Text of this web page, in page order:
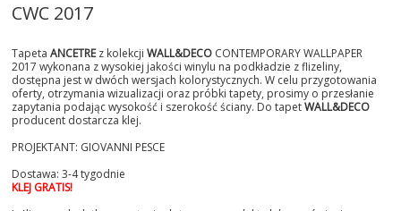
CWC 2017
TapetaANCETREz kolekcjiWALL&DECO CONTEMPORARY WALLPAPER
2017 wykonana z wysokiej jakości winylu na podkładzie z flizeliny,
dostępna jest w dwóch wersjach kolorystycznych. W celu przygotowania
oferty, otrzymania wizualizacji oraz próbki tapety, prosimy o przesłanie
zapytania podając wysokość i szerokość ściany. Do tapetWALL&DECO
producent dostarcza klej.
PROJEKTANT: GIOVANNI PESCE
Dostawa: 3-4 tygodnie
KLEJ GRATIS!